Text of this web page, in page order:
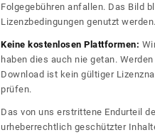
Folgegebühren anfallen. Das Bild
Lizenzbedingungen genutzt werden.
Keine kostenlosen Plattformen:
haben dies auch nie getan.
Download ist kein gültiger
prüfen.
Das von uns erstrittene Endurteil
urheberrechtlich geschützter